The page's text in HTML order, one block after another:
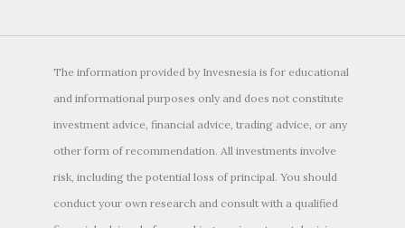
The information provided by Invesnesia is for educational
and informational purposes only and does not constitute
investment advice, financial advice, trading advice, or any
other form of recommendation. All investments involve
risk, including the potential loss of principal. You should
conduct your own research and consult with a qualified